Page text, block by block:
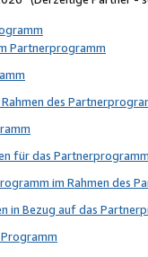
Partnerprogramm
des
für das Partnerprogramm
im Rahmen des
in Bezug auf das